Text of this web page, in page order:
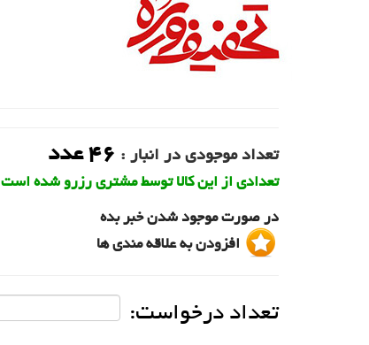
تعداد موجودی در انبار : 46 عدد
تعدادی از این کالا توسط مشتری رزرو شده است
در صورت موجود شدن خبر بده
افزودن به علاقه مندی ها
تعداد درخواست: